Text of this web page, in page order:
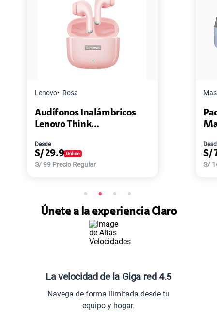
Pack de 2 Power Bank Mini
Master-G ...
Únete a la experiencia Claro
La velocidad de la Giga red 4.5
Navega de forma ilimitada desde tu
equipo y hogar.